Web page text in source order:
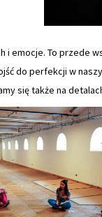
i emocje. To przede
do perfekcji w
się także na